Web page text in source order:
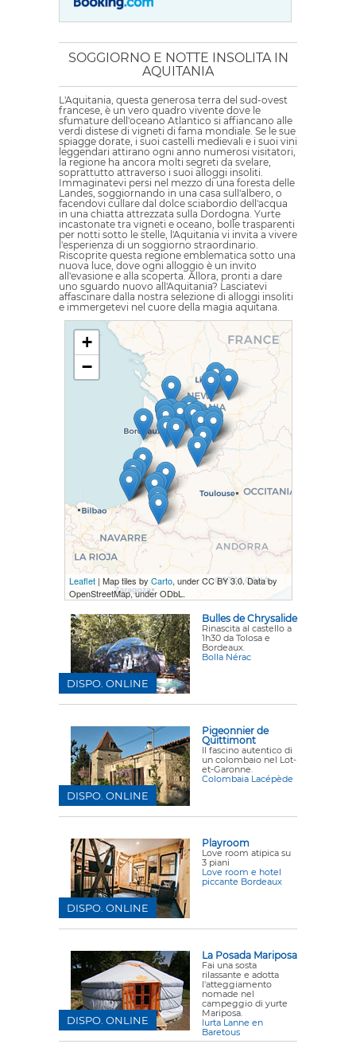
SOGGIORNO E NOTTE INSOLITA IN
AQUITANIA
L'Aquitania, questa generosa terra del sud-ovest
francese, è un vero quadro vivente dove le
sfumature dell'oceano Atlantico si affiancano alle
verdi distese di vigneti di fama mondiale. Se le sue
spiagge dorate, i suoi castelli medievali e i suoi vini
leggendari attirano ogni anno numerosi visitatori,
la regione ha ancora molti segreti da svelare,
soprattutto attraverso i suoi alloggi insoliti.
Immaginatevi persi nel mezzo di una foresta delle
Landes, soggiornando in una casa sull'albero, o
facendovi cullare dal dolce sciabordio dell'acqua
in una chiatta attrezzata sulla Dordogna. Yurte
incastonate tra vigneti e oceano, bolle trasparenti
per notti sotto le stelle, l'Aquitania vi invita a vivere
l'esperienza di un soggiorno straordinario.
Riscoprite questa regione emblematica sotto una
nuova luce, dove ogni alloggio è un invito
all'evasione e alla scoperta. Allora, pronti a dare
uno sguardo nuovo all'Aquitania? Lasciatevi
affascinare dalla nostra selezione di alloggi insoliti
e immergetevi nel cuore della magia aquitana.
+
−
Leaflet| Map tiles by Carto, under CC BY 3.0. Data by
OpenStreetMap, under ODbL.
Bulles de Chrysalide
Rinascita al castello a
1h30 da Tolosa e
Bordeaux.
Bolla Nérac
DISPO. ONLINE
Pigeonnier de
Quittimont
Il fascino autentico di
un colombaio nel Lot-
et-Garonne.
Colombaia Lacépède
DISPO. ONLINE
Playroom
Love room atipica su
3 piani
Love room e hotel
piccante Bordeaux
DISPO. ONLINE
La Posada Mariposa
Fai una sosta
rilassante e adotta
l'atteggiamento
nomade nel
campeggio di yurte
Mariposa.
Iurta Lanne en
Baretous
DISPO. ONLINE